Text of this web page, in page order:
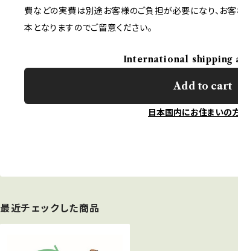
費などの実費は別途お客様のご負担が必要になり、お
本となりますのでご留意ください。
International shipping
Add to cart
日本国内にお住まいの
最近チェックした商品